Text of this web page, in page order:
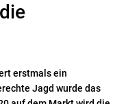
erstmals ein
Jagd wurde das